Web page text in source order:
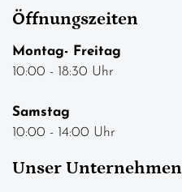
Öffnungszeiten
Montag- Freitag
10:00 - 18:30 Uhr
Samstag
10:00 - 14:00 Uhr
Unser Unternehmen